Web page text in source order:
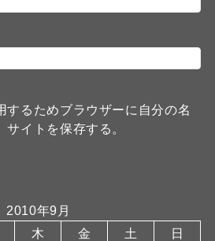
するためブラウザーに自分の名
イトを保存する。
2010年9月
木 金 土
日